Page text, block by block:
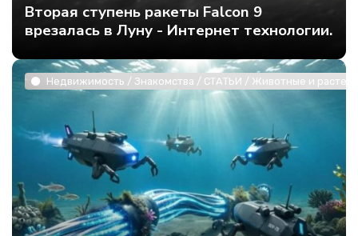
Вторая ступень ракеты Falcon 9
врезалась в Луну - Интернет технологии.
Недвижимость / Знакомства / СТАТЬИ / Животные и